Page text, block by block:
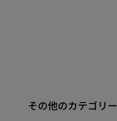
その他のカテゴリー